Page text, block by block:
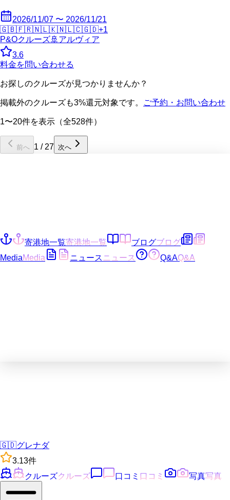
2026/11/07 〜 2026/11/21
🇬🇧🇫🇷🇳🇱🇰🇳🇱🇨🇬🇩+1
P&Oクルーズ🚢 アルヴィア
3.6
料金を問い合わせる
お探しのクルーズが見つかりませんか？
掲載外のクルーズも3%還元対象です。 ご予約・お問い合わせ
1〜20件を表示（全528件）
前へ 1 / 27 次へ
寄港地一覧寄港地一覧 ブログブログ
MediaMedia ニュース ニュース Q&AQ&A
🇬🇩グレナダ
3.13件
クルーズクルーズ 口コミ 口コミ 写真写真